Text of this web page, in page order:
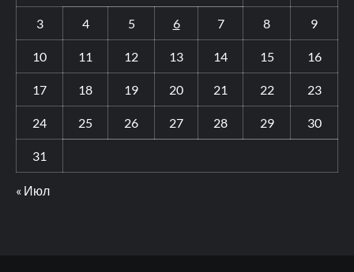
3 4 5 6 7 8 9
10 11 12 13 14 15 16
17 18 19 20 21 22 23
24 25 26 27 28 29 30
31
« Июл